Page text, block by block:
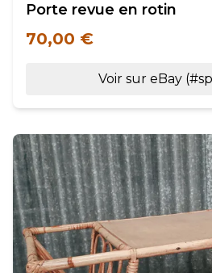
Porte revue en rotin
70,00 €
Voir sur eBay